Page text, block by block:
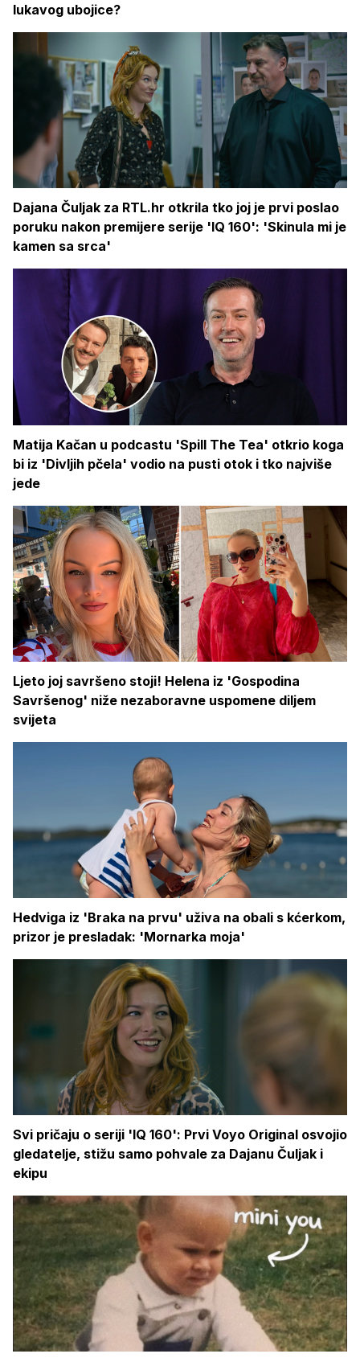
lukavog ubojice?
Dajana Čuljak za RTL.hr otkrila tko joj je prvi poslao
poruku nakon premijere serije 'IQ 160': 'Skinula mi je
kamen sa srca'
Matija Kačan u podcastu 'Spill The Tea' otkrio koga
bi iz 'Divljih pčela' vodio na pusti otok i tko najviše
jede
Ljeto joj savršeno stoji! Helena iz 'Gospodina
Savršenog' niže nezaboravne uspomene diljem
svijeta
Hedviga iz 'Braka na prvu' uživa na obali s kćerkom,
prizor je presladak: 'Mornarka moja'
Svi pričaju o seriji 'IQ 160': Prvi Voyo Original osvojio
gledatelje, stižu samo pohvale za Dajanu Čuljak i
ekipu